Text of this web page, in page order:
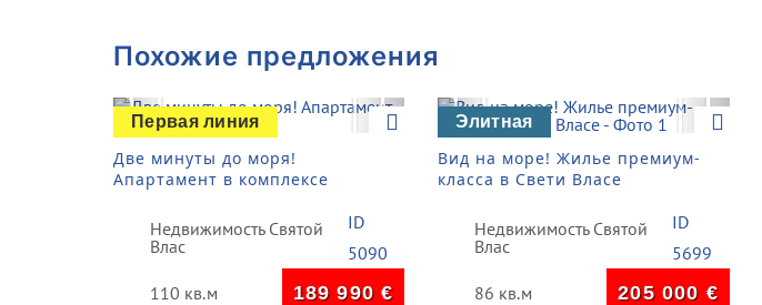
Похожие предложения
Previous Next
Первая линия
Две минуты до моря!
Апартамент в комплексе
Недвижимость Святой
Влас
ID
5090
110 кв.м
189 990€
Previous Next
Элитная
Вид на море! Жилье премиум-
класса в Свети Власе
Недвижимость Святой
Влас
ID
5699
86 кв.м
205 000 €